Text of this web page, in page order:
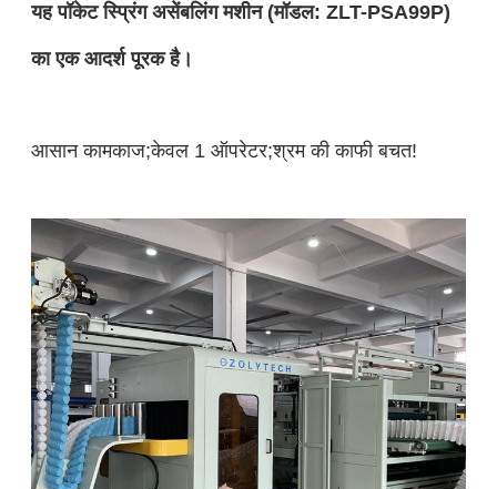
यह पॉकेट स्प्रिंग असेंबलिंग मशीन (मॉडल: ZLT-PSA99P)
का एक आदर्श पूरक है।
आसान कामकाज;केवल 1 ऑपरेटर;श्रम की काफी बचत!